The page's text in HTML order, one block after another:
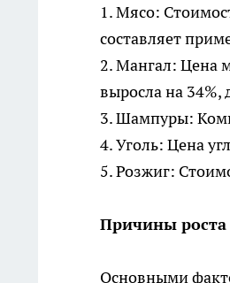
1. Мясо:
составляет
2. Мангал: Цена
выросла на 34%,
3. Шампуры:
4. Уголь: Цена
5. Розжиг:
Причины роста
Основными